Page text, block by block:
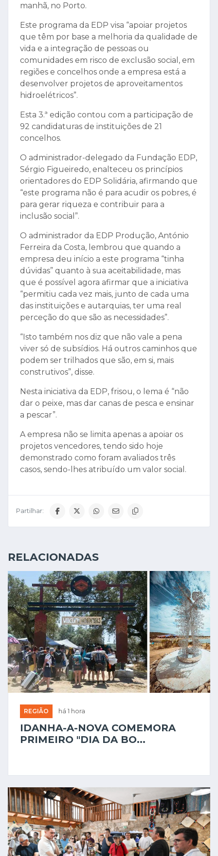
manhã, no Porto.
Este programa da EDP visa “apoiar projetos
que têm por base a melhoria da qualidade de
vida e a integração de pessoas ou
comunidades em risco de exclusão social, em
regiões e concelhos onde a empresa está a
desenvolver projetos de aproveitamentos
hidroelétricos”.
Esta 3.ª edição contou com a participação de
92 candidaturas de instituições de 21
concelhos.
O administrador-delegado da Fundação EDP,
Sérgio Figueiredo, enalteceu os princípios
orientadores do EDP Solidária, afirmando que
“este programa não é para acudir os pobres, é
para gerar riqueza e contribuir para a
inclusão social”.
O administrador da EDP Produção, António
Ferreira da Costa, lembrou que quando a
empresa deu início a este programa “tinha
dúvidas” quanto à sua aceitabilidade, mas
que é possível agora afirmar que a iniciativa
“permitiu cada vez mais, junto de cada uma
das instituições e autarquias, ter uma real
perceção do que são as necessidades”.
“Isto também nos diz que não vale a pena
viver só de subsídios. Há outros caminhos que
podem ser trilhados que são, em si, mais
construtivos”, disse.
Nesta iniciativa da EDP, frisou, o lema é “não
dar o peixe, mas dar canas de pesca e ensinar
a pescar”.
A empresa não se limita apenas a apoiar os
projetos vencedores, tendo sido hoje
demonstrado como foram avaliados três
casos, sendo-lhes atribuído um valor social.
Partilhar:
RELACIONADAS
REGIÃO há 1 hora
IDANHA-A-NOVA COMEMORA
PRIMEIRO "DIA DA BO...